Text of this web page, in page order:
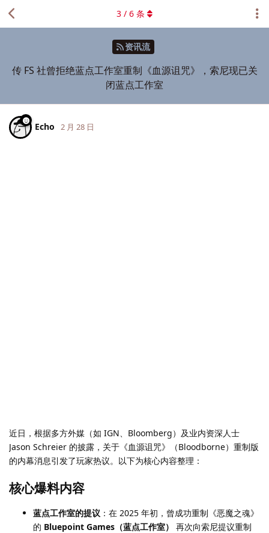
资讯流
传 FS 社曾拒绝蓝点工作室重制《血源诅咒》，索尼现已关
闭蓝点工作室
3 / 6 条
Echo 2 月 28 日
近日，根据多方外媒（如 IGN、Bloomberg）及业内资深人士
Jason Schreier 的披露，关于《血源诅咒》（Bloodborne）重制版
的内幕消息引发了玩家热议。以下为核心内容整理：
核心爆料内容
蓝点工作室的提议 ：在 2025 年初，曾成功重制《恶魔之魂》
的 Bluepoint Games（蓝点工作室）
再次向索尼提议重制